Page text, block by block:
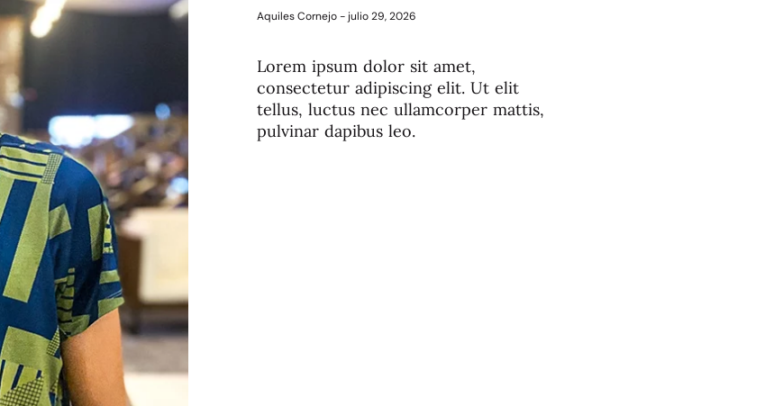
Aquiles Cornejo julio 29, 2026
Lorem ipsum dolor sit amet,
consectetur adipiscing elit. Ut elit
tellus, luctus nec ullamcorper mattis,
pulvinar dapibus leo.